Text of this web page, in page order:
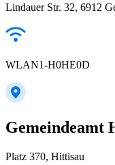
Lindauer Str. 32, 6912
WLAN1-H0HE0D
Gemeindeamt
Platz 370, Hittisau